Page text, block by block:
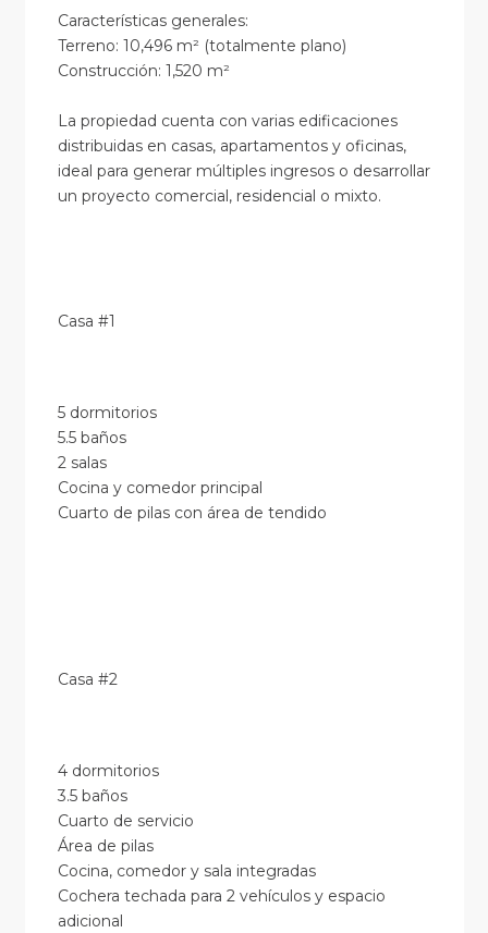
Características generales:
Terreno: 10,496 m² (totalmente plano)
Construcción: 1,520 m²
La propiedad cuenta con varias edificaciones
distribuidas en casas, apartamentos y oficinas,
ideal para generar múltiples ingresos o desarrollar
un proyecto comercial, residencial o mixto.
Casa #1
5 dormitorios
5.5 baños
2 salas
Cocina y comedor principal
Cuarto de pilas con área de tendido
Casa #2
4 dormitorios
3.5 baños
Cuarto de servicio
Área de pilas
Cocina, comedor y sala integradas
Cochera techada para 2 vehículos y espacio
adicional